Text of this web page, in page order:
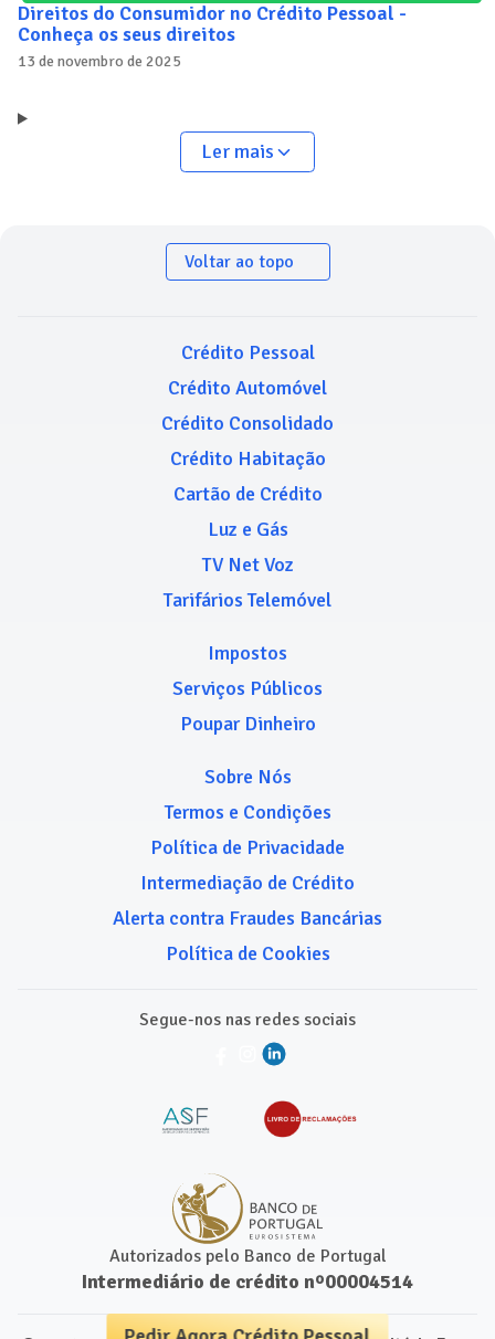
Direitos do Consumidor no Crédito Pessoal -
Conheça os seus direitos
13 de novembro de 2025
Ler mais
Voltar ao topo
Crédito Pessoal
Crédito Automóvel
Crédito Consolidado
Crédito Habitação
Cartão de Crédito
Luz e Gás
TV Net Voz
Tarifários Telemóvel
Impostos
Serviços Públicos
Poupar Dinheiro
Sobre Nós
Termos e Condições
Política de Privacidade
Intermediação de Crédito
Alerta contra Fraudes Bancárias
Política de Cookies
Autorizados pelo Banco de Portugal
Intermediário de crédito nº00004514
Segue-nos nas redes sociais